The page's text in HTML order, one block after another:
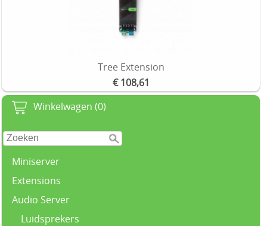
Winkelwagen (0)
Miniserver
Extensions
Audio Server
Luidsprekers
Tree Extension
€ 108,61